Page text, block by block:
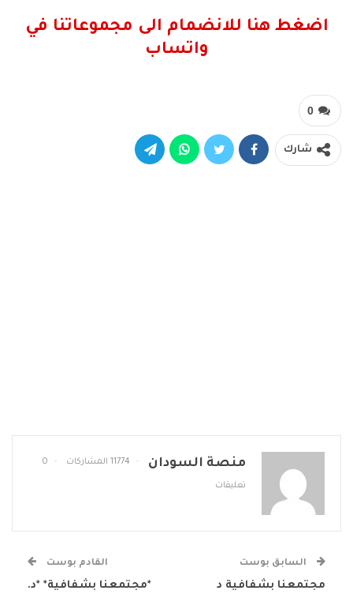
اضغط هنا للانضمام الى مجموعاتنا في
واتساب
0
شارك
منصة السودان 11774 المشاركات 0
تعليقات
السابق بوست
مجتمعنا بشفافية د
القادم بوست
*مجتمعنا بشفافية* *د.